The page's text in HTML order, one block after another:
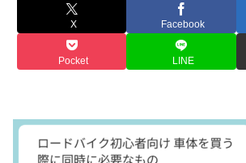
X Facebook
Pocket LINE